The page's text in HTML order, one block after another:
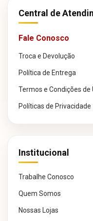
Central de
Fale Conosco
Troca e Devolução
Política de Entrega
Termos e Condições de
Políticas de Privacidade
Institucional
Trabalhe Conosco
Quem Somos
Nossas Lojas